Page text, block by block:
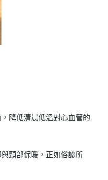
降低清晨低溫對心血管的
頸部保暖，正如俗諺所